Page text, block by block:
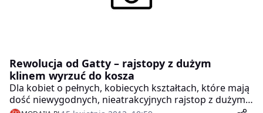
Rewolucja od Gatty – rajstopy z dużym
klinem wyrzuć do kosza
Dla kobiet o pełnych, kobiecych kształtach, które mają
dość niewygodnych, nieatrakcyjnych rajstop z dużym